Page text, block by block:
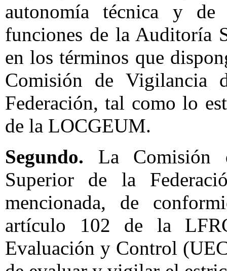
autonomía técnica y de
funciones de la Auditoría
en los términos que
Comisión de Vigilancia
Federación, tal como lo
de la LOCGEUM.
Segundo. La Comisión
Superior de la
mencionada, de
artículo 102 de la
Evaluación y Control